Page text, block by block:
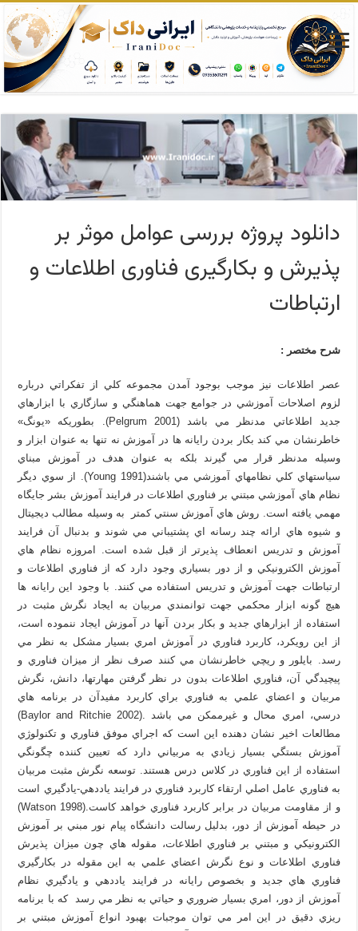
دانلود پروژه بررسی عوامل موثر بر
پذیرش و بکارگیری فناوری اطلاعات و
ارتباطات
شرح مختصر :
عصر اطلاعات نيز موجب بوجود آمدن مجموعه کلي از تفکراتي درباره
لزوم اصلاحات آموزشي در جوامع جهت هماهنگي و سازگاري با ابزارهاي
جديد اطلاعاتي مدنظر مي باشد (Pelgrum 2001). بطوريکه «يونگ»
خاطرنشان مي کند بکار بردن رايانه ها در آموزش نه تنها به عنوان ابزار و
وسيله مدنظر قرار مي گيرند بلکه به عنوان هدف در آموزش مبناي
سياستهاي کلي نظامهاي آموزشي مي باشند(Young 1991). از سوي ديگر
نظام هاي آموزشي مبتني بر فناوري اطلاعات در فرايند آموزش بشر جايگاه
مهمي يافته است. روش هاي آموزش سنتي کمتر به وسيله مطالب ديجيتال
و شيوه هاي ارائه چند رسانه اي پشتيباني مي شوند و بدنبال آن فرايند
آموزش و تدريس انعطاف پذيرتر از قبل شده است. امروزه نظام هاي
آموزش الکترونيکي و از دور بسياري وجود دارد که از فناوري اطلاعات و
ارتباطات جهت آموزش و تدريس استفاده مي کنند. با وجود اين رايانه ها
هيچ گونه ابزار محکمي جهت توانمندي مربيان به ايجاد نگرش مثبت در
استفاده از ابزارهاي جديد و بکار بردن آنها در آموزش ايجاد ننموده است،
از اين رويکرد، کاربرد فناوري در آموزش امري بسيار مشکل به نظر مي
رسد. بايلور و ريچي خاطرنشان مي کنند صرف نظر از ميزان فناوري و
پيچيدگي آن، فناوري اطلاعات بدون در نظر گرفتن مهارتها، دانش، نگرش
مربيان و اعضاي علمي به فناوري براي کاربرد مفيدآن در برنامه هاي
درسي، امري محال و غيرممکن مي باشد .(Baylor and Ritchie 2002)
مطالعات اخير نشان دهنده اين است که اجراي موفق فناوري و تکنولوژي
آموزش بستگي بسيار زيادي به مربياني دارد که تعيين کننده چگونگي
استفاده از اين فناوري در کلاس درس هستند. توسعه نگرش مثبت مربيان
به فناوري عامل اصلي ارتقاء کاربرد فناوري در فرايند ياددهي-يادگيري است
و از مقاومت مربيان در برابر کاربرد فناوري خواهد کاست.(Watson 1998)
در حيطه آموزش از دور، بدليل رسالت دانشگاه پيام نور مبني بر آموزش
الکترونيکي و مبتني بر فناوري اطلاعات، مقوله هاي چون ميزان پذيرش
فناوري اطلاعات و نوع نگرش اعضاي علمي به اين مقوله در بکارگيري
فناوري هاي جديد و بخصوص رايانه در فرايند ياددهي و يادگيري نظام
آموزش از دور، امري بسيار ضروري و حياتي به نظر مي رسد که با برنامه
ريزي دقيق در اين امر مي توان موجبات بهبود انواع آموزش مبتني بر